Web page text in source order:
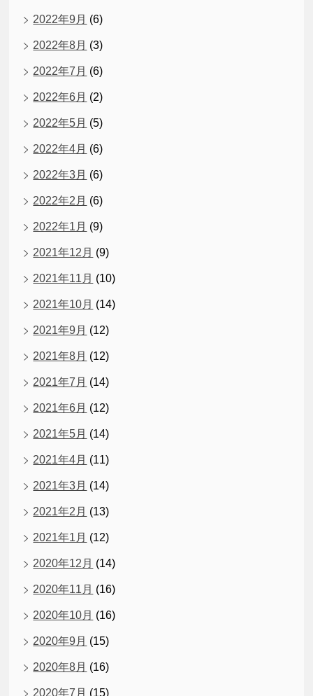
2022年9月 (6)
2022年8月 (3)
2022年7月 (6)
2022年6月 (2)
2022年5月 (5)
2022年4月 (6)
2022年3月 (6)
2022年2月 (6)
2022年1月 (9)
2021年12月 (9)
2021年11月 (10)
2021年10月 (14)
2021年9月 (12)
2021年8月 (12)
2021年7月 (14)
2021年6月 (12)
2021年5月 (14)
2021年4月 (11)
2021年3月 (14)
2021年2月 (13)
2021年1月 (12)
2020年12月 (14)
2020年11月 (16)
2020年10月 (16)
2020年9月 (15)
2020年8月 (16)
2020年7月 (15)